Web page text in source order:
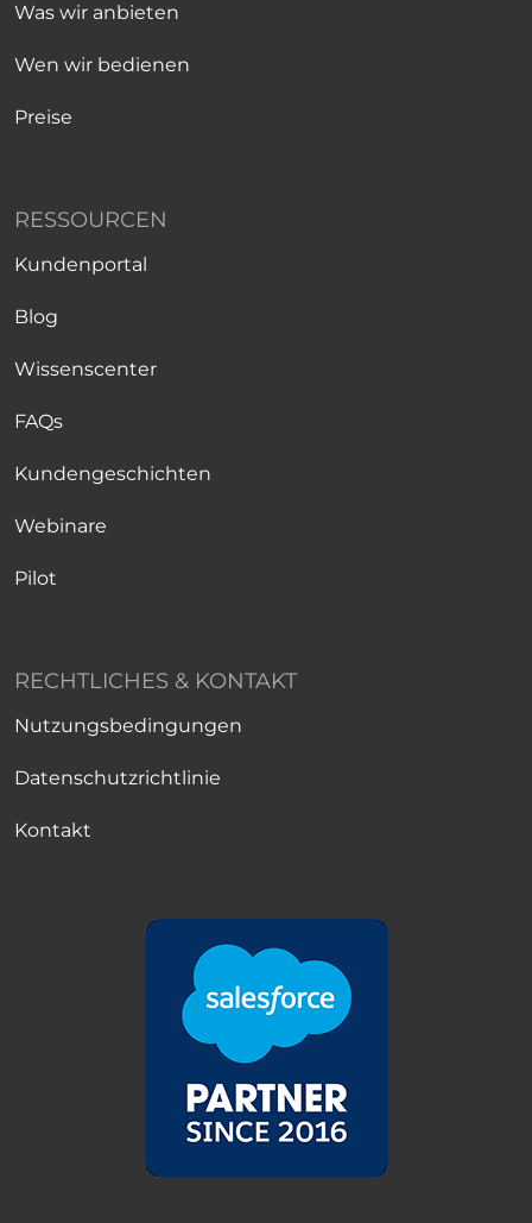
Was wir anbieten
Wen wir bedienen
Preise
RESSOURCEN
Kundenportal
Blog
Wissenscenter
FAQs
Kundengeschichten
Webinare
Pilot
RECHTLICHES & KONTAKT
Nutzungsbedingungen
Datenschutzrichtlinie
Kontakt